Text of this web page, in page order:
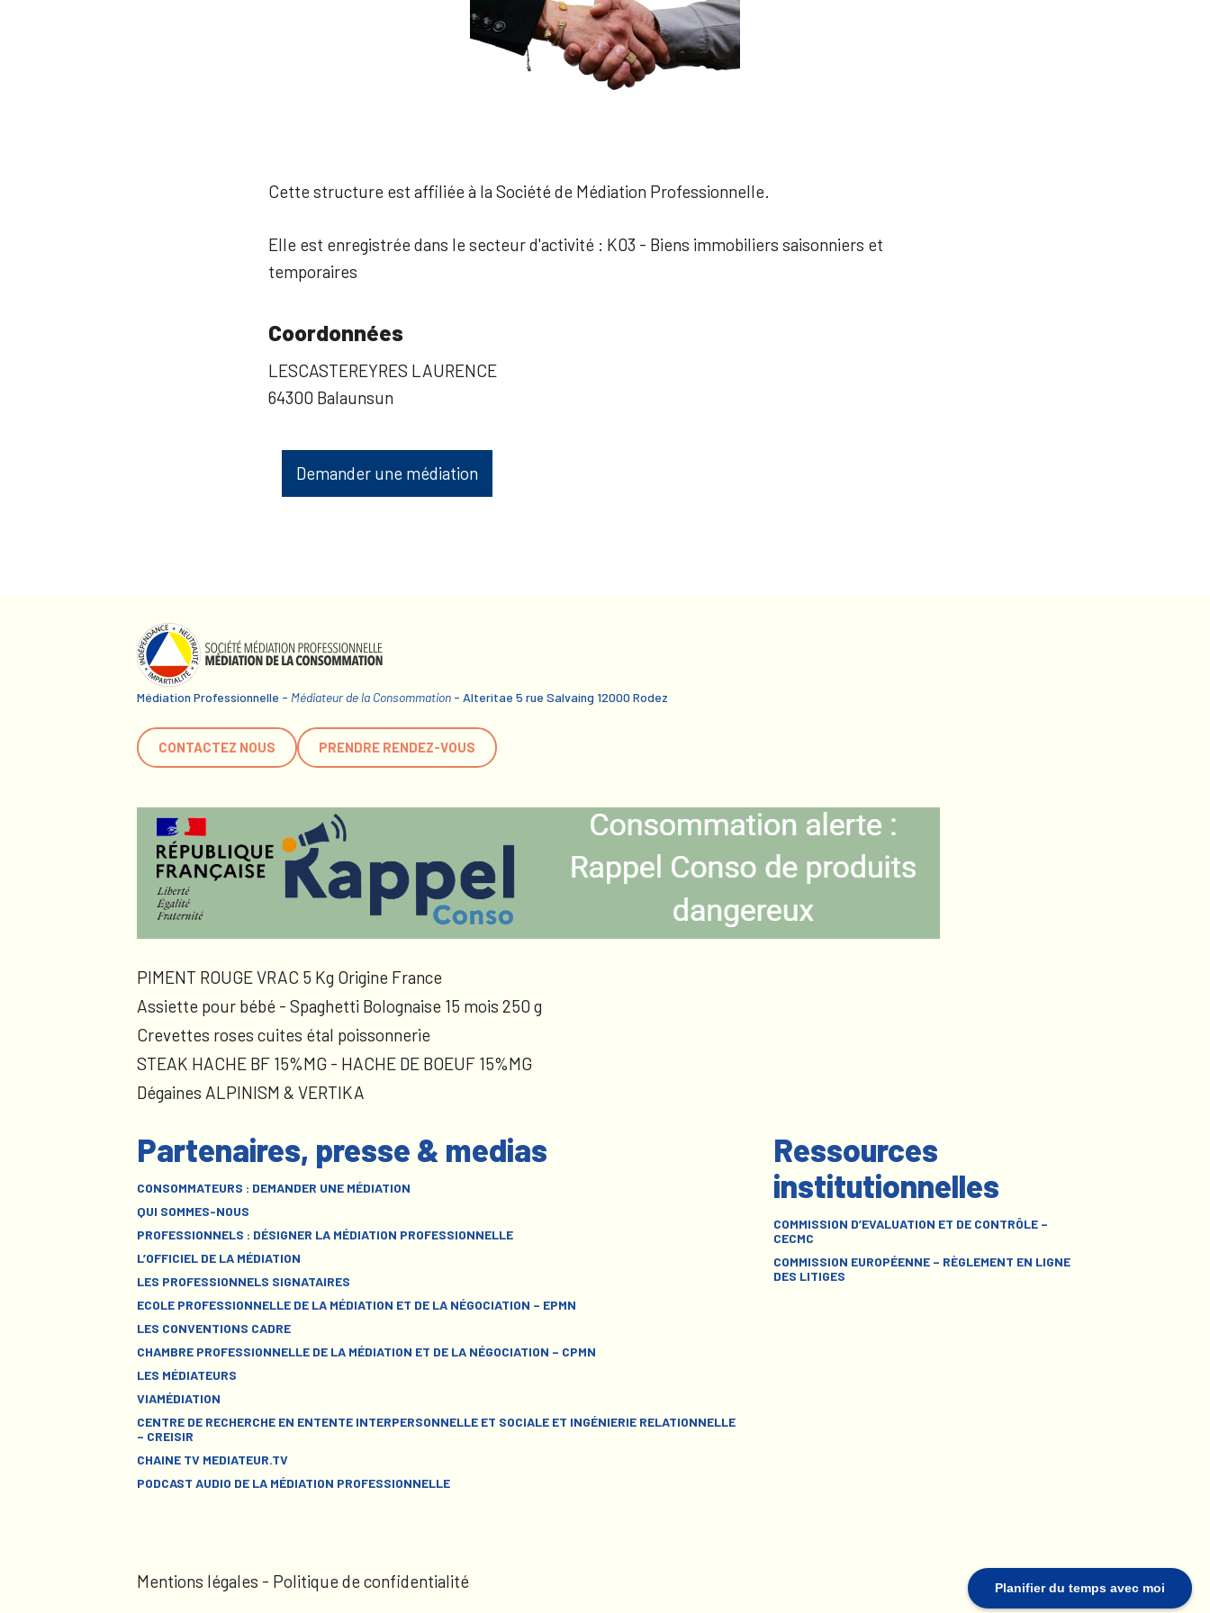
Planifier du temps avec moi
Cette structure est affiliée à la Société de Médiation Professionnelle.
Elle est enregistrée dans le secteur d'activité : K03 - Biens immobiliers saisonniers et
temporaires
Coordonnées
LESCASTEREYRES LAURENCE
64300 Balaunsun
Demander une médiation
Médiation Professionnelle - Médiateur de la Consommation - Alteritae 5 rue Salvaing 12000 Rodez
CONTACTEZ NOUS PRENDRE RENDEZ-VOUS
PIMENT ROUGE VRAC 5 Kg Origine France
Assiette pour bébé - Spaghetti Bolognaise 15 mois 250 g
Crevettes roses cuites étal poissonnerie
STEAK HACHE BF 15%MG - HACHE DE BOEUF 15%MG
Dégaines ALPINISM & VERTIKA
Partenaires, presse & medias
CONSOMMATEURS : DEMANDER UNE MÉDIATION
QUI SOMMES-NOUS
PROFESSIONNELS : DÉSIGNER LA MÉDIATION PROFESSIONNELLE
L’OFFICIEL DE LA MÉDIATION
LES PROFESSIONNELS SIGNATAIRES
ECOLE PROFESSIONNELLE DE LA MÉDIATION ET DE LA NÉGOCIATION – EPMN
LES CONVENTIONS CADRE
CHAMBRE PROFESSIONNELLE DE LA MÉDIATION ET DE LA NÉGOCIATION – CPMN
LES MÉDIATEURS
VIAMÉDIATION
CENTRE DE RECHERCHE EN ENTENTE INTERPERSONNELLE ET SOCIALE ET INGÉNIERIE RELATIONNELLE
– CREISIR
CHAINE TV MEDIATEUR.TV
PODCAST AUDIO DE LA MÉDIATION PROFESSIONNELLE
Ressources
institutionnelles
COMMISSION D’EVALUATION ET DE CONTRÔLE –
CECMC
COMMISSION EUROPÉENNE – RÈGLEMENT EN LIGNE
DES LITIGES
Mentions légales - Politique de confidentialité